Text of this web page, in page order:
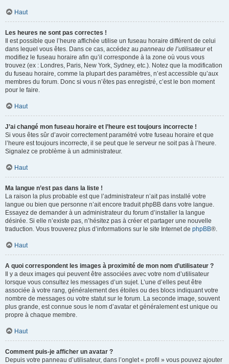
Haut
Les heures ne sont pas correctes !
Il est possible que l’heure affichée utilise un fuseau horaire différent de celui
dans lequel vous êtes. Dans ce cas, accédez au panneau de l’utilisateuret
modifiez le fuseau horaire afin qu’il corresponde à la zone où vous vous
trouvez (ex : Londres, Paris, New York, Sydney, etc.). Notez que la modification
du fuseau horaire, comme la plupart des paramètres, n’est accessible qu’aux
membres du forum. Donc si vous n’êtes pas enregistré, c’est le bon moment
pour le faire.
Haut
J’ai changé mon fuseau horaire et l’heure est toujours incorrecte !
Si vous êtes sûr d’avoir correctement paramétré votre fuseau horaire et que
l’heure est toujours incorrecte, il se peut que le serveur ne soit pas à l’heure.
Signalez ce problème à un administrateur.
Haut
Ma langue n’est pas dans la liste !
La raison la plus probable est que l’administrateur n’ait pas installé votre
langue ou bien que personne n’ait encore traduit phpBB dans votre langue.
Essayez de demander à un administrateur du forum d’installer la langue
désirée. Si elle n’existe pas, n’hésitez pas à créer et partager une nouvelle
traduction. Vous trouverez plus d’informations sur le site Internet de phpBB®.
Haut
A quoi correspondent les images à proximité de mon nom d’utilisateur ?
Il y a deux images qui peuvent être associées avec votre nom d’utilisateur
lorsque vous consultez les messages d’un sujet. L’une d’elles peut être
associée à votre rang, généralement des étoiles ou des blocs indiquant votre
nombre de messages ou votre statut sur le forum. La seconde image, souvent
plus grande, est connue sous le nom d’avatar et généralement est unique ou
propre à chaque membre.
Haut
Comment puis-je afficher un avatar ?
Depuis votre panneau d’utilisateur, dans l’onglet « profil » vous pouvez ajouter